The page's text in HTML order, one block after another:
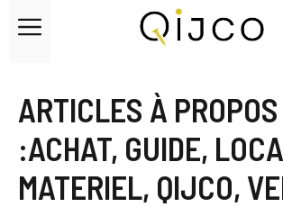
Menu
ARTICLES À
:ACHAT, GUIDE,
MATERIEL, QIJCO,